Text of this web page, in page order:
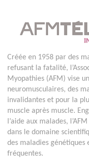
Créée en 1958 par des
refusant la fatalité,
Myopathies (AFM) vise
neuromusculaires, des
invalidantes et pour la
muscle après muscle.
l’aide aux malades,
dans le domaine
des maladies génétiques
fréquentes.